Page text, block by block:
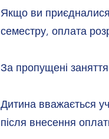
Якщо ви
семестру, оплата
За пропущені
Дитина вважається
після внесення